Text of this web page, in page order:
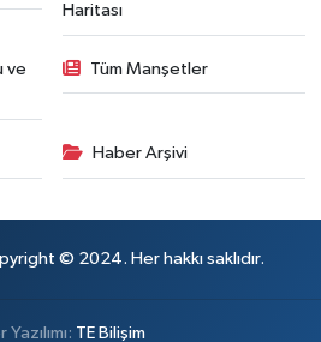
Haritası
ve
Tüm Manşetler
Haber Arşivi
© 2024. Her hakkı saklıdır.
TE Bilişim